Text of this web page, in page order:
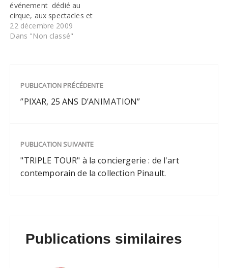
événement dédié au
cirque, aux spectacles et
aux arts forains; vous
découvrirez , à l'occasion
public est…
22 décembre 2009
Dans "Non classé"
PUBLICATION PRÉCÉDENTE
”PIXAR, 25 ANS D’ANIMATION”
PUBLICATION SUIVANTE
"TRIPLE TOUR" à la conciergerie : de l'art
contemporain de la collection Pinault.
Publications similaires